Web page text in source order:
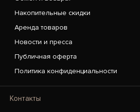
Накопительные скидки
Аренда товаров
Новости и пресса
Публичная оферта
Политика конфиденциальности
Контакты